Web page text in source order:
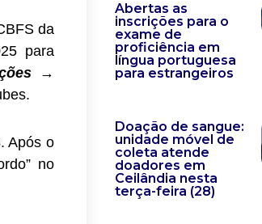
da
para
→
. Após o
no
Abertas as
inscrições para o
exame de
proficiência em
língua portuguesa
para estrangeiros
Doação de sangue:
unidade móvel de
coleta atende
doadores em
Ceilândia nesta
terça-feira (28)